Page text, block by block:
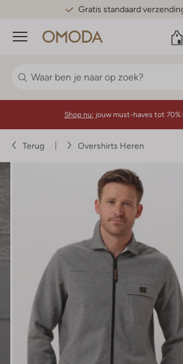
Gratis standaard
Menu
Shop nu: jouw must-haves tot 70%
Terug Overshirts Heren